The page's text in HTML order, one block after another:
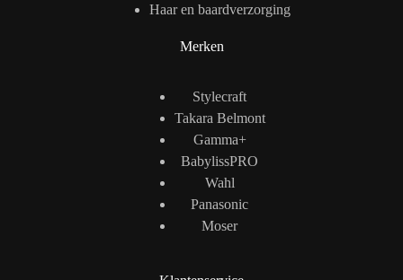
Haar en baardverzorging
Merken
Stylecraft
Takara Belmont
Gamma+
BabylissPRO
Wahl
Panasonic
Moser